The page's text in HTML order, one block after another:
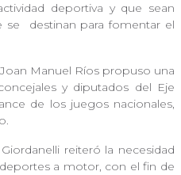
deportiva y que sean
se
destinan para fomentar el
Manuel Ríos propuso una
y diputados del Eje
de los juegos nacionales,
reiteró la necesidad
a motor, con el fin de